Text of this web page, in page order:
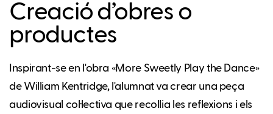
Creació d’obres o
productes
Inspirant-se en l'obra «More Sweetly Play the Dance»
de William Kentridge, l'alumnat va crear una peça
audiovisual col·lectiva que recollia les reflexions i els